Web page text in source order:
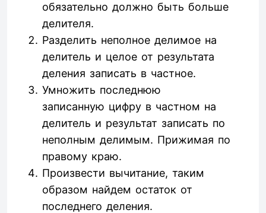
обязательно должно быть больше
делителя.
Разделить неполное делимое на
делитель и целое от результата
деления записать в частное.
Умножить последнюю
записанную цифру в частном на
делитель и результат записать по
неполным делимым. Прижимая по
правому краю.
Произвести вычитание, таким
образом найдем остаток от
последнего деления.